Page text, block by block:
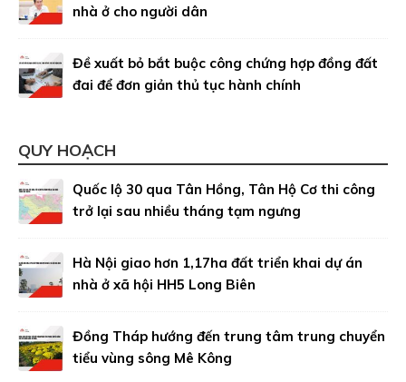
nhà ở cho người dân
Đề xuất bỏ bắt buộc công chứng hợp đồng đất
đai để đơn giản thủ tục hành chính
QUY HOẠCH
Quốc lộ 30 qua Tân Hồng, Tân Hộ Cơ thi công
trở lại sau nhiều tháng tạm ngưng
Hà Nội giao hơn 1,17ha đất triển khai dự án
nhà ở xã hội HH5 Long Biên
Đồng Tháp hướng đến trung tâm trung chuyển
tiểu vùng sông Mê Kông